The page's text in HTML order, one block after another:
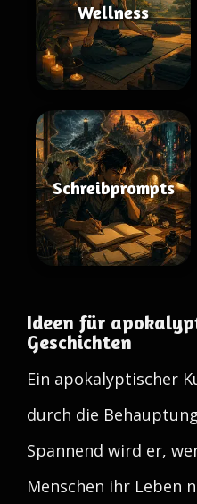
Wellness
Schreibprompts
Ideen für
Geschichten
Ein apokalyptischer
durch die
Spannend wird er,
Menschen ihr Leben